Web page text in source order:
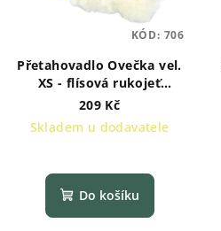
Přetahovadlo Ovečka vel.
XS - flísová rukojeť
MODRÁ
209 Kč
Skladem u dodavatele
Do košíku
KÓD: 706